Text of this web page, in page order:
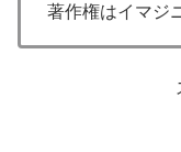
著作権はイマジ